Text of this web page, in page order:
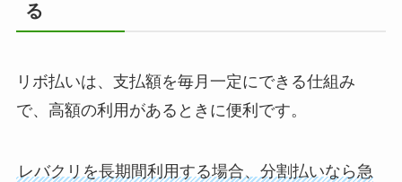
る
リボ払いは、支払額を毎月一定にできる仕組み
で、高額の利用があるときに便利です。
レバクリを長期間利用する場合、分割払いなら急